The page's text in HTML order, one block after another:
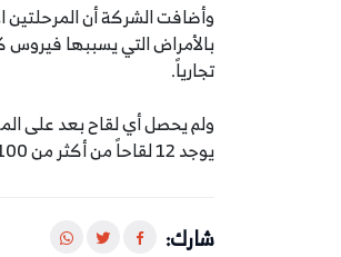
وأضافت الشركة أن المرحلتين
بالأمراض التي يسببها
تجارياً.
ولم يحصل أي لقاح بعد على
يوجد 12 لقاحاً من أكثر من 100 في أنحاء العالم يتم اختبارها على البشر.
شارك: